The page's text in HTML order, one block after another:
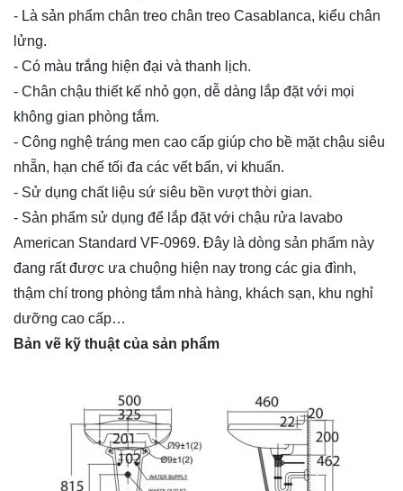
- Là sản phẩm chân treo chân treo Casablanca, kiểu chân
lửng.
- Có màu trắng hiện đại và thanh lịch.
- Chân chậu thiết kế nhỏ gọn, dễ dàng lắp đặt với mọi
không gian phòng tắm.
- Công nghệ tráng men cao cấp giúp cho bề mặt chậu siêu
nhẵn, hạn chế tối đa các vết bẩn, vi khuẩn.
- Sử dụng chất liệu sứ siêu bền vượt thời gian.
- Sản phẩm sử dụng để lắp đặt với chậu rửa lavabo
American Standard VF-0969. Đây là dòng sản phẩm này
đang rất được ưa chuộng hiện nay trong các gia đình,
thậm chí trong phòng tắm nhà hàng, khách sạn, khu nghỉ
dưỡng cao cấp…
Bản vẽ kỹ thuật của sản phẩm